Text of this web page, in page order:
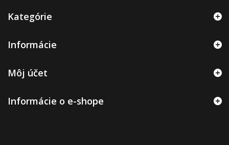
Kategórie
Informácie
Môj účet
Informácie o e-shope